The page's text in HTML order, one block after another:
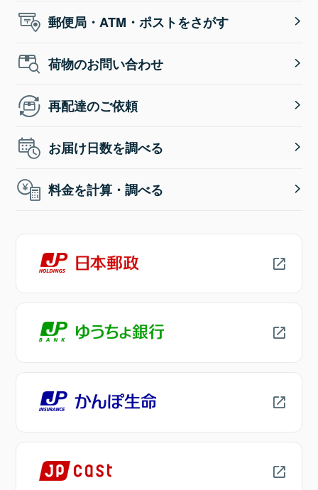
郵便局・ATM・ポストをさがす
荷物のお問い合わせ
再配達のご依頼
お届け日数を調べる
料金を計算・調べる